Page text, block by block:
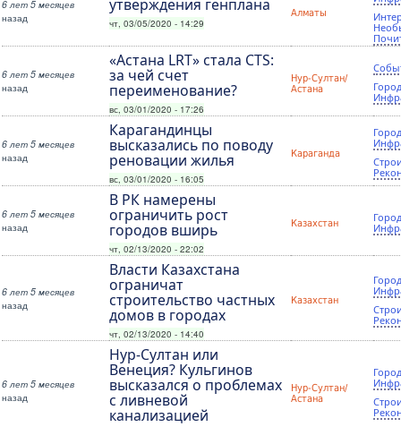
6 лет 5 месяцев
назад
утверждения генплана
чт, 03/05/2020 - 14:29
Алматы
6 лет 5 месяцев
назад
«Астана LRT» стала CTS:
за чей счет
переименование?
вс, 03/01/2020 - 17:26
Нур-Султан/
Астана
6 лет 5 месяцев
назад
Карагандинцы
высказались по поводу
реновации жилья
вс, 03/01/2020 - 16:05
Караганда
6 лет 5 месяцев
назад
В РК намерены
ограничить рост
городов вширь
чт, 02/13/2020 - 22:02
Казахстан
6 лет 5 месяцев
назад
Власти Казахстана
ограничат
строительство частных
домов в городах
чт, 02/13/2020 - 14:40
Казахстан
6 лет 5 месяцев
назад
Нур-Султан или
Венеция? Кульгинов
высказался о проблемах
с ливневой
канализацией
Нур-Султан/
Астана